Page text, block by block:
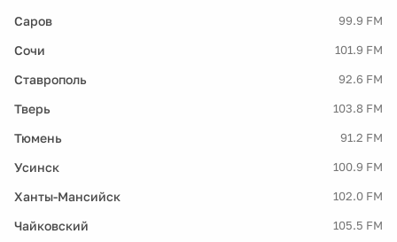
Саров 99.9 FM
Сочи 101.9 FM
Ставрополь 92.6 FM
Тверь 103.8 FM
Тюмень 91.2 FM
Усинск 100.9 FM
Ханты-Мансийск 102.0 FM
Чайковский 105.5 FM